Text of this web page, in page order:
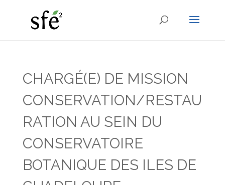
CHARGÉ(E) DE MISSION
CONSERVATION/RESTAU
RATION AU SEIN DU
CONSERVATOIRE
BOTANIQUE DES ILES DE